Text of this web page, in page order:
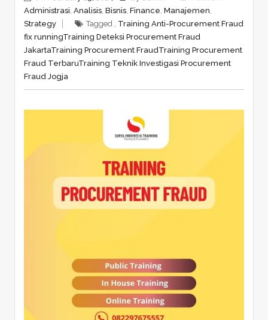
Administrasi, Analisis, Bisnis, Finance, Manajemen,
Strategy
Tagged , Training Anti-Procurement Fraud
fix runningTraining Deteksi Procurement Fraud
JakartaTraining Procurement FraudTraining Procurement
Fraud TerbaruTraining Teknik Investigasi Procurement
Fraud Jogja